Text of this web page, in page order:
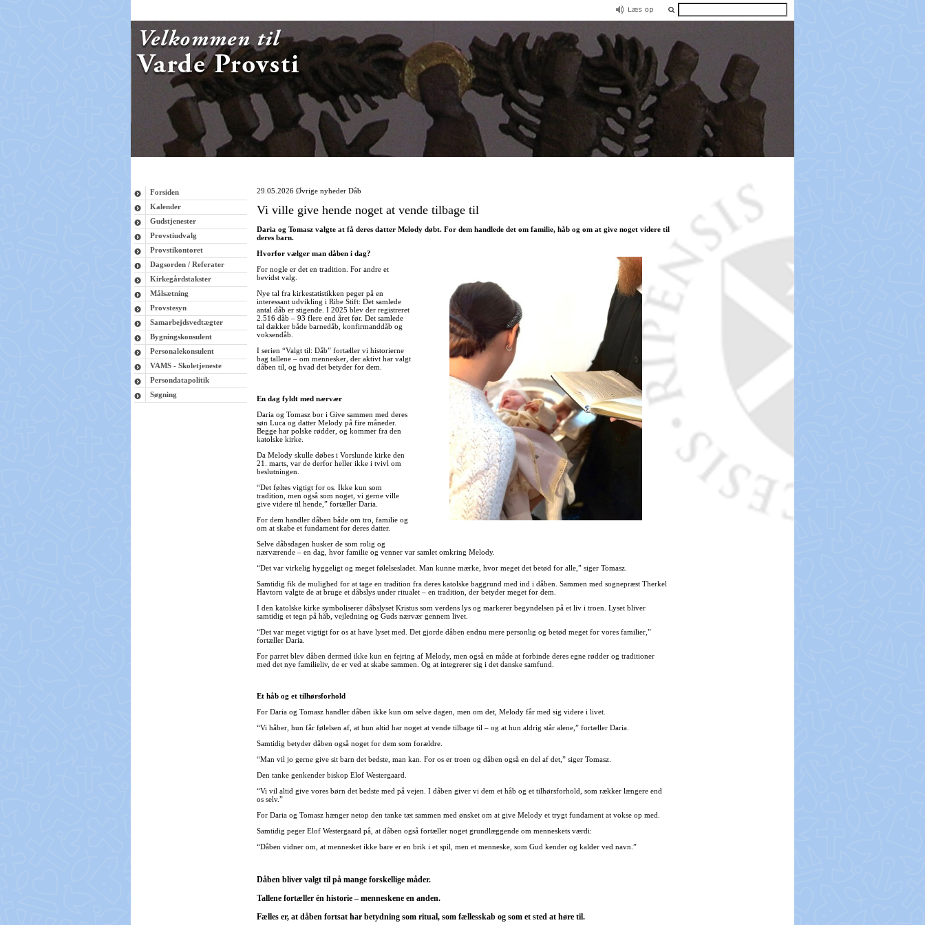
indholdet
Forsiden
Kalender
Gudstjenester
Provstiudvalg
Provstikontoret
Dagsorden / Referater
Kirkegårdstakster
Målsætning
Provstesyn
Samarbejdsvedtægter
Bygningskonsulent
Personalekonsulent
VAMS - Skoletjeneste
Persondatapolitik
Søgning
29.05.2026 Øvrige nyheder Dåb
Vi ville give hende noget at vende tilbage til
Daria og Tomasz valgte at få deres datter Melody døbt. For dem handlede det om familie, håb og om at give noget videre til
deres barn.
Hvorfor vælger man dåben i dag?
For nogle er det en tradition. For andre et
bevidst valg.
Nye tal fra kirkestatistikken peger på en
interessant udvikling i Ribe Stift: Det samlede
antal dåb er stigende. I 2025 blev der registreret
2.516 dåb – 93 flere end året før. Det samlede
tal dækker både barnedåb, konfirmanddåb og
voksendåb.
I serien “Valgt til: Dåb” fortæller vi historierne
bag tallene – om mennesker, der aktivt har valgt
dåben til, og hvad det betyder for dem.
En dag fyldt med nærvær
Daria og Tomasz bor i Give sammen med deres
søn Luca og datter Melody på fire måneder.
Begge har polske rødder, og kommer fra den
katolske kirke.
Da Melody skulle døbes i Vorslunde kirke den
21. marts, var de derfor heller ikke i tvivl om
beslutningen.
“Det føltes vigtigt for os. Ikke kun som
tradition, men også som noget, vi gerne ville
give videre til hende,” fortæller Daria.
For dem handler dåben både om tro, familie og
om at skabe et fundament for deres datter.
Selve dåbsdagen husker de som rolig og
nærværende – en dag, hvor familie og venner var samlet omkring Melody.
“Det var virkelig hyggeligt og meget følelsesladet. Man kunne mærke, hvor meget det betød for alle,” siger Tomasz.
Samtidig fik de mulighed for at tage en tradition fra deres katolske baggrund med ind i dåben. Sammen med sognepræst Therkel
Havtorn valgte de at bruge et dåbslys under ritualet – en tradition, der betyder meget for dem.
I den katolske kirke symboliserer dåbslyset Kristus som verdens lys og markerer begyndelsen på et liv i troen. Lyset bliver
samtidig et tegn på håb, vejledning og Guds nærvær gennem livet.
“Det var meget vigtigt for os at have lyset med. Det gjorde dåben endnu mere personlig og betød meget for vores familier,”
fortæller Daria.
For parret blev dåben dermed ikke kun en fejring af Melody, men også en måde at forbinde deres egne rødder og traditioner
med det nye familieliv, de er ved at skabe sammen. Og at integrerer sig i det danske samfund.
Et håb og et tilhørsforhold
For Daria og Tomasz handler dåben ikke kun om selve dagen, men om det, Melody får med sig videre i livet.
“Vi håber, hun får følelsen af, at hun altid har noget at vende tilbage til – og at hun aldrig står alene,” fortæller Daria.
Samtidig betyder dåben også noget for dem som forældre.
“Man vil jo gerne give sit barn det bedste, man kan. For os er troen og dåben også en del af det,” siger Tomasz.
Den tanke genkender biskop Elof Westergaard.
“Vi vil altid give vores børn det bedste med på vejen. I dåben giver vi dem et håb og et tilhørsforhold, som rækker længere end
os selv.”
For Daria og Tomasz hænger netop den tanke tæt sammen med ønsket om at give Melody et trygt fundament at vokse op med.
Samtidig peger Elof Westergaard på, at dåben også fortæller noget grundlæggende om menneskets værdi:
“Dåben vidner om, at mennesket ikke bare er en brik i et spil, men et menneske, som Gud kender og kalder ved navn.”
Dåben bliver valgt til på mange forskellige måder.
Tallene fortæller én historie – menneskene en anden.
Fælles er, at dåben fortsat har betydning som ritual, som fællesskab og som et sted at høre til.